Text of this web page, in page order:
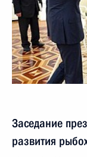
Заседание
развития